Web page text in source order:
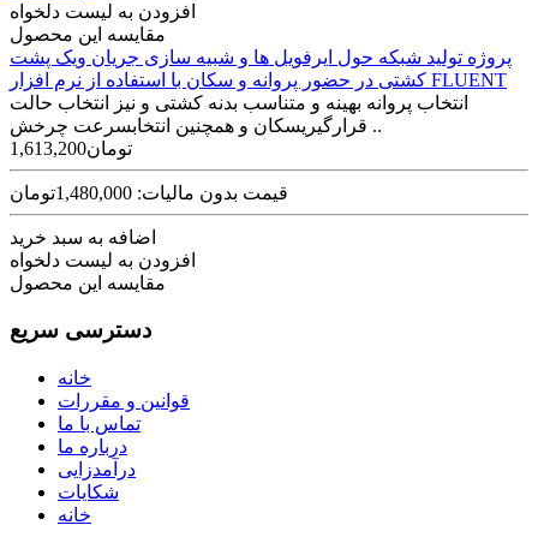
افزودن به لیست دلخواه
مقایسه این محصول
پروژه تولید شبکه حول ایرفویل ها و شبیه سازی جریان ویک پشت
کشتی در حضور پروانه و سکان با استفاده از نرم افزار FLUENT
انتخاب پروانه بهینه و متناسب بدنه کشتی و نیز انتخاب حالت
قرارگیریسکان و همچنین انتخابسرعت چرخش ..
1,613,200تومان
قیمت بدون مالیات: 1,480,000تومان
اضافه به سبد خرید
افزودن به لیست دلخواه
مقایسه این محصول
دسترسی سریع
خانه
قوانین و مقررات
تماس با ما
درباره ما
درآمدزایی
شکایات
خانه